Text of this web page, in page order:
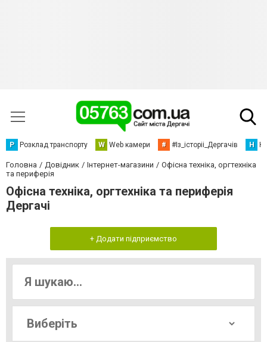
Р Розклад транспорту W Web камери # #Із_історіі_Дергачів Н
Головна Довідник Інтернет-магазини
Офісна техніка, оргтехніка
та периферія
Офісна техніка, оргтехніка та периферія
Дергачі
+ Додати підприємство